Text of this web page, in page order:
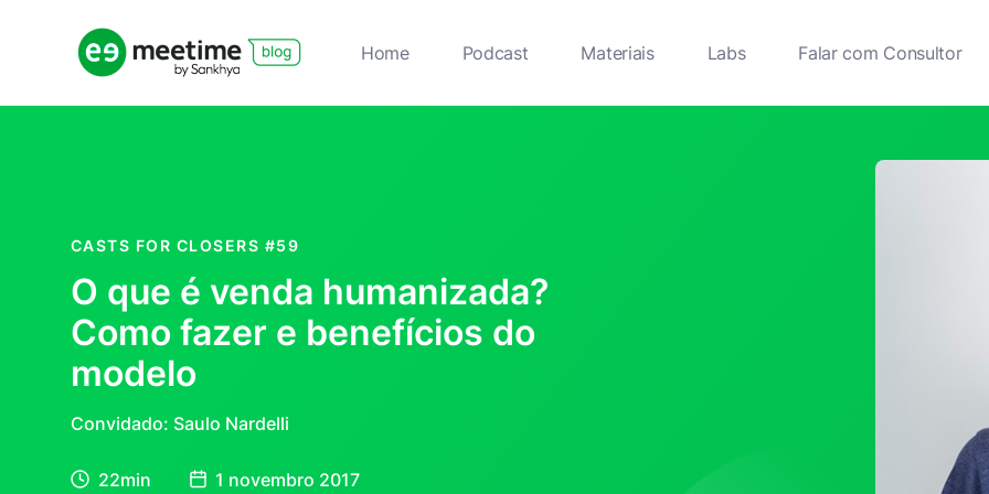
Home Podcast Materiais Labs Falar com Consultor
CASTS FOR CLOSERS #59
O que é venda humanizada?
Como fazer e benefícios do
modelo
Convidado: Saulo Nardelli
22min 1 novembro 2017